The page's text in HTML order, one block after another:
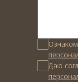
Даю